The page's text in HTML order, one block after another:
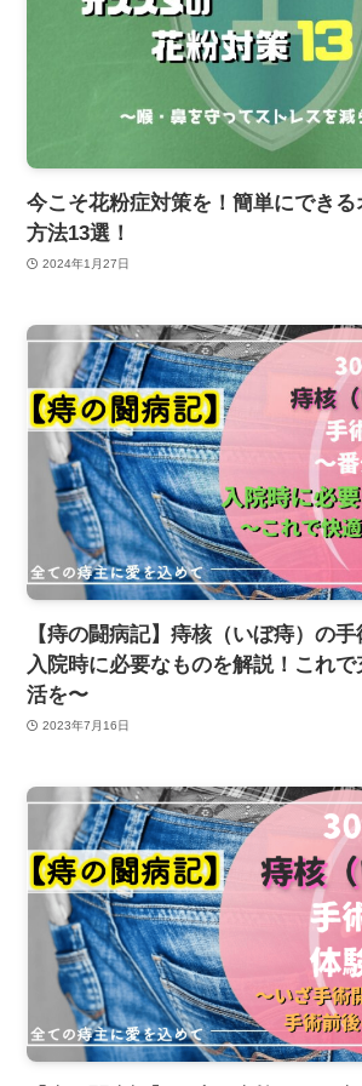
今こそ花粉症対策を！簡単にでき
方法13選！
2024年1月27日
【痔の闘病記】痔核（いぼ痔）の
入院時に必要なものを解説！これ
活を〜
2023年7月16日